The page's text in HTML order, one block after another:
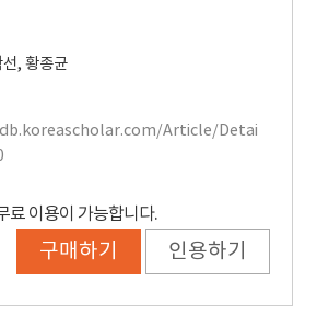
선,황종균
Article/Detai
료 이용이 가능합니다.
구매하기 인용하기